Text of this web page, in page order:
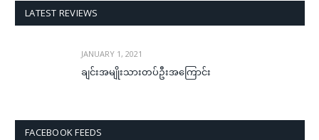
LATEST REVIEWS
JANUARY 1, 2021
ချင်းအမျိုးသားတပ်ဦးအကြောင်း
FACEBOOK FEEDS